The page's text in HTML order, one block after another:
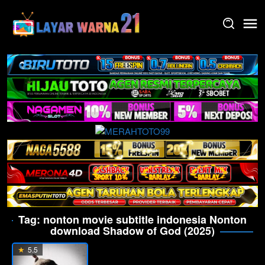
content
Tag: nonton movie subtitle indonesia Nonton
download Shadow of God (2025)
5.5